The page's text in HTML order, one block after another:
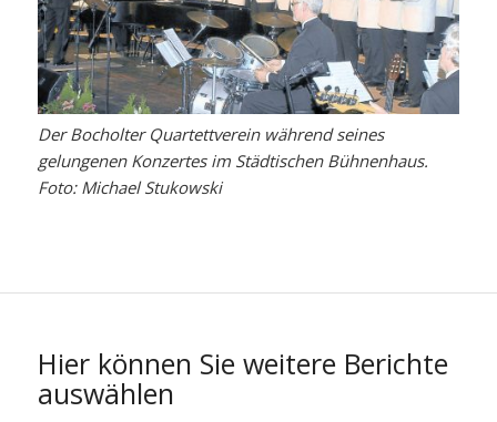
Der Bocholter Quartettverein während seines
gelungenen Konzertes im Städtischen Bühnenhaus.
Foto: Michael Stukowski
Hier können Sie weitere Berichte
auswählen